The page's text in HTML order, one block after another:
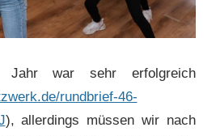
war sehr erfolgreich
rundbrief-46-
), allerdings müssen wir nach